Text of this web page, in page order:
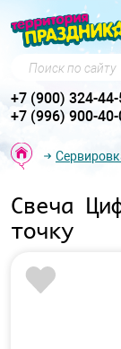
Поиск по сайту
+7 (900) 324-
+7 (996) 900-
Свеча
точку